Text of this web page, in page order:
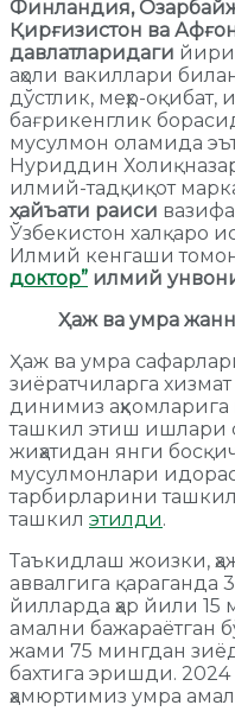
Финландия,
Қирғизистон ва
давлатларидаги
аҳоли вакиллари
дўстлик, меҳр-
бағрикенглик
мусулмон оламида
Нуриддин
илмий-тадқиқот
ҳайъати раиси
Ўзбекистон халқаро
Илмий кенгаши
доктор” илмий
Ҳаж ва умра
Ҳаж ва умра
зиёратчиларга
динимиз
ташкил этиш ишлари
жиҳатидан янги
мусулмонлари
тарбирларини
ташкил этилди.
Таъкидлаш жоизки,
аввалгига
йилларда ҳар йили 15
амални бажараётган
жами 75 мингдан
бахтига эришди.
ҳамюртимиз умра